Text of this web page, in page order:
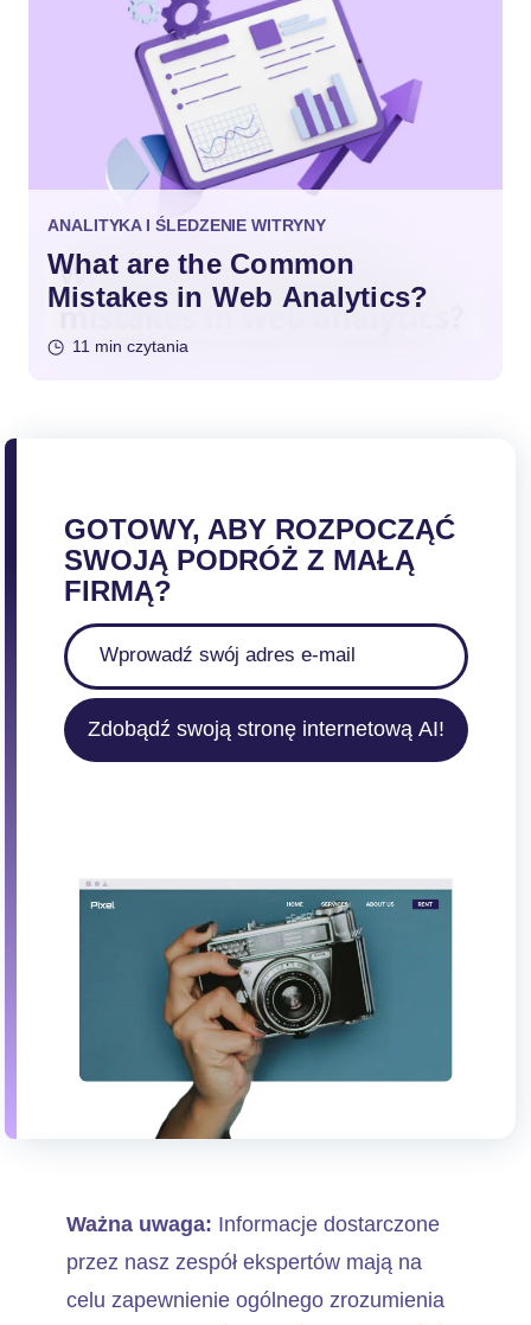
ANALITYKA I ŚLEDZENIE WITRYNY
What are the Common
Mistakes in Web Analytics?
11 min czytania
GOTOWY, ABY ROZPOCZĄĆ
SWOJĄ PODRÓŻ Z MAŁĄ
FIRMĄ?
Zdobądź swoją stronę internetową AI!
Ważna uwaga: Informacje dostarczone
przez nasz zespół ekspertów mają na
celu zapewnienie ogólnego zrozumienia